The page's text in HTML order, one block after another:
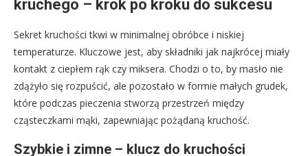
kruchego – krok po kroku do sukcesu
Sekret kruchości tkwi w minimalnej obróbce i niskiej
temperaturze. Kluczowe jest, aby składniki jak najkrócej miały
kontakt z ciepłem rąk czy miksera. Chodzi o to, by masło nie
zdążyło się rozpuścić, ale pozostało w formie małych grudek,
które podczas pieczenia stworzą przestrzeń między
cząsteczkami mąki, zapewniając pożądaną kruchość.
Szybkie i zimne – klucz do kruchości